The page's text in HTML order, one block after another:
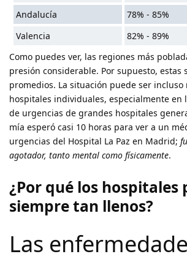
Andalucía
78% - 85%
Valencia
82% - 89%
Como puedes ver, las regiones más
presión considerable. Por supuesto, estas
promedios. La situación puede ser incluso
hospitales individuales, especialmente en
de urgencias de grandes hospitales
mía esperó casi 10 horas para ver a un
urgencias del Hospital La Paz en Madrid;
agotador, tanto mental como físicamente.
¿Por qué los hospitales
siempre tan llenos?
Las